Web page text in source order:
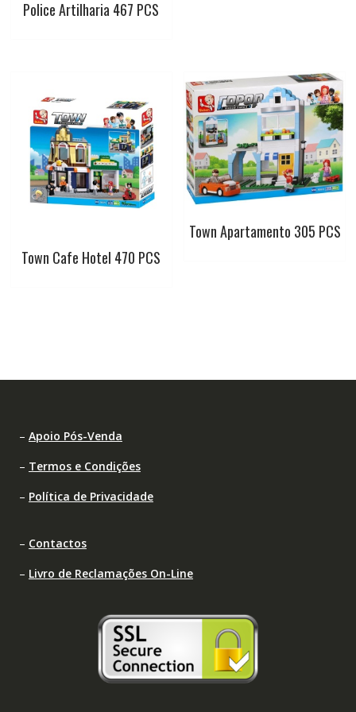
Police Artilharia 467 PCS
Town Cafe Hotel 470 PCS
Town Apartamento 305 PCS
– Apoio Pós-Venda
– Termos e Condições
– Política de Privacidade
– Contactos
– Livro de Reclamações On-Line